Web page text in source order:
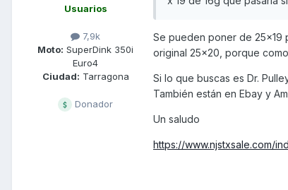
Usuarios
7,9k
Moto: SuperDink 350i
Euro4
Ciudad: Tarragona
Donador
Se pueden poner de 25x19
original 25x20, porque
Si lo que buscas es Dr.
También están en Ebay y
Un saludo
https://www.njstxsale.com/